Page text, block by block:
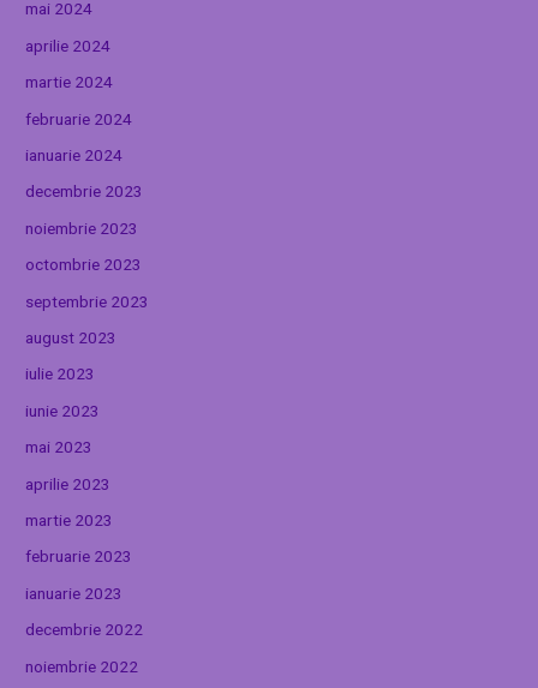
mai 2024
aprilie 2024
martie 2024
februarie 2024
ianuarie 2024
decembrie 2023
noiembrie 2023
octombrie 2023
septembrie 2023
august 2023
iulie 2023
iunie 2023
mai 2023
aprilie 2023
martie 2023
februarie 2023
ianuarie 2023
decembrie 2022
noiembrie 2022